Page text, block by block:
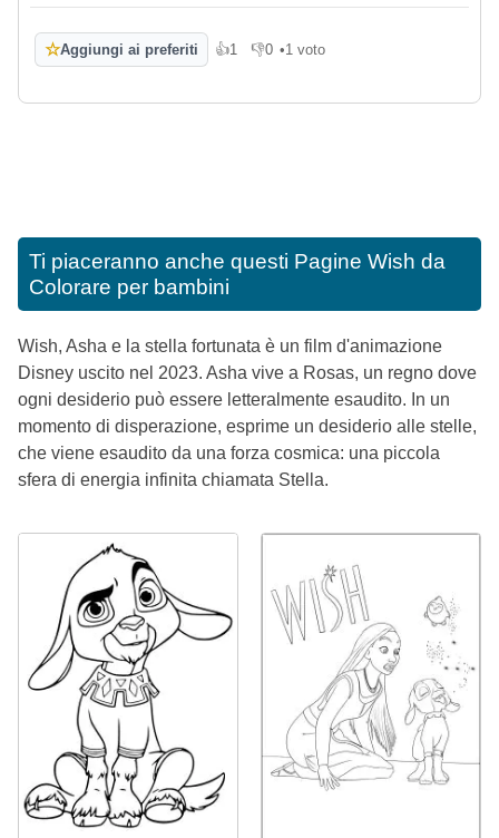
☆Aggiungi ai preferiti 👍1
Mi piace
👎0
Non mi piace
•1 voto
Ti piaceranno anche questi Pagine Wish da
Colorare per bambini
Wish, Asha e la stella fortunata è un film d'animazione
Disney uscito nel 2023. Asha vive a Rosas, un regno dove
ogni desiderio può essere letteralmente esaudito. In un
momento di disperazione, esprime un desiderio alle stelle,
che viene esaudito da una forza cosmica: una piccola
sfera di energia infinita chiamata Stella.